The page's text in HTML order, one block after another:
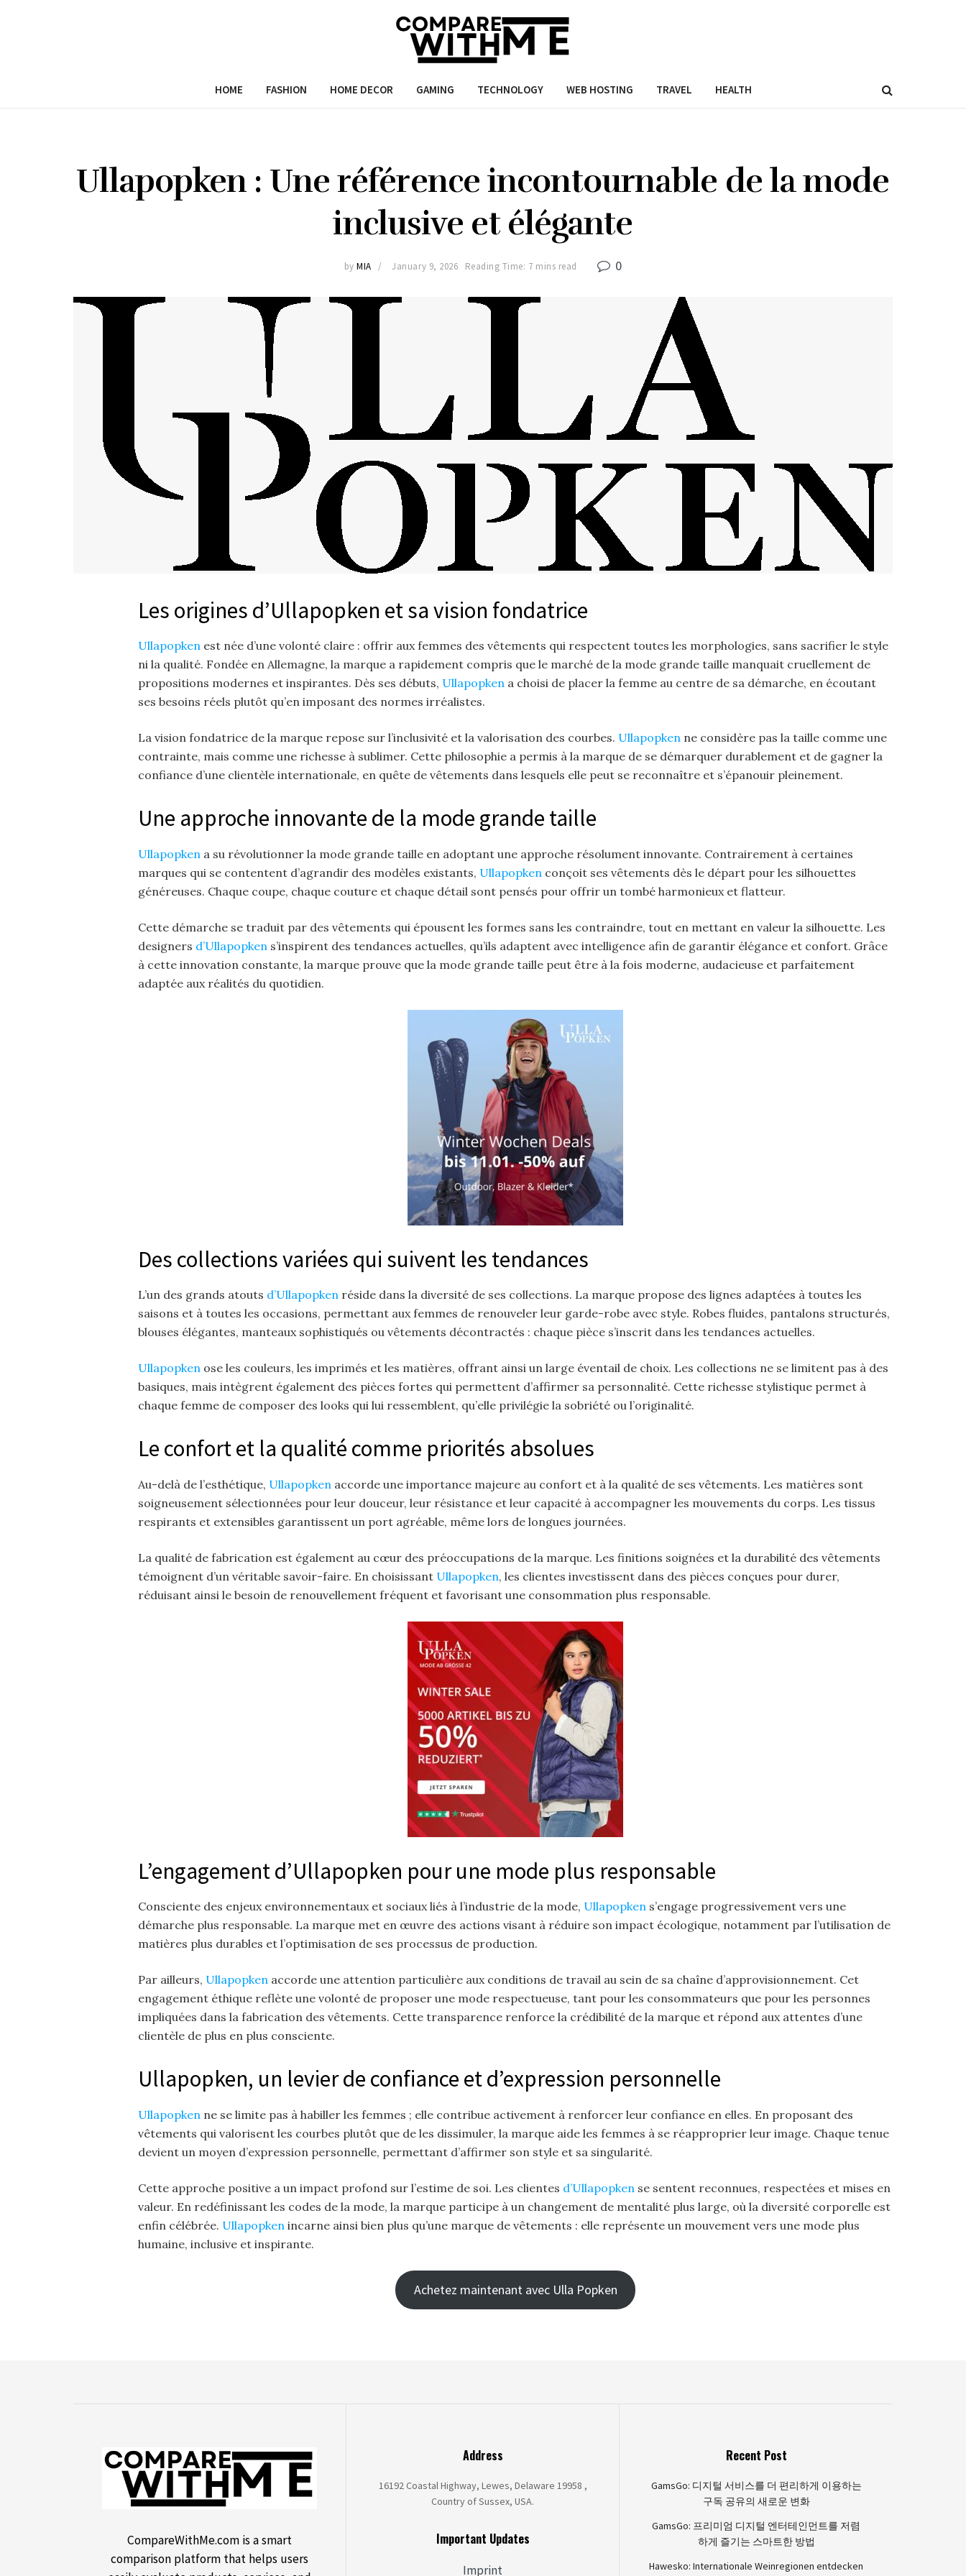
HOME FASHION HOME DECOR GAMING TECHNOLOGY WEB HOSTING TRAVEL HEALTH
Ullapopken : Une référence incontournable de la mode
inclusive et élégante
by MIA January 9, 2026 Reading Time: 7 mins read 0
Les origines d’Ullapopken et sa vision fondatrice
Ullapopken est née d’une volonté claire : offrir aux femmes des vêtements qui respectent toutes les morphologies, sans sacrifier le style
ni la qualité. Fondée en Allemagne, la marque a rapidement compris que le marché de la mode grande taille manquait cruellement de
propositions modernes et inspirantes. Dès ses débuts, Ullapopken a choisi de placer la femme au centre de sa démarche, en écoutant
ses besoins réels plutôt qu’en imposant des normes irréalistes.
La vision fondatrice de la marque repose sur l’inclusivité et la valorisation des courbes. Ullapopken ne considère pas la taille comme une
contrainte, mais comme une richesse à sublimer. Cette philosophie a permis à la marque de se démarquer durablement et de gagner la
confiance d’une clientèle internationale, en quête de vêtements dans lesquels elle peut se reconnaître et s’épanouir pleinement.
Une approche innovante de la mode grande taille
Ullapopken a su révolutionner la mode grande taille en adoptant une approche résolument innovante. Contrairement à certaines
marques qui se contentent d’agrandir des modèles existants, Ullapopken conçoit ses vêtements dès le départ pour les silhouettes
généreuses. Chaque coupe, chaque couture et chaque détail sont pensés pour offrir un tombé harmonieux et flatteur.
Cette démarche se traduit par des vêtements qui épousent les formes sans les contraindre, tout en mettant en valeur la silhouette. Les
designers d’Ullapopken s’inspirent des tendances actuelles, qu’ils adaptent avec intelligence afin de garantir élégance et confort. Grâce
à cette innovation constante, la marque prouve que la mode grande taille peut être à la fois moderne, audacieuse et parfaitement
adaptée aux réalités du quotidien.
Des collections variées qui suivent les tendances
L’un des grands atouts d’Ullapopken réside dans la diversité de ses collections. La marque propose des lignes adaptées à toutes les
saisons et à toutes les occasions, permettant aux femmes de renouveler leur garde-robe avec style. Robes fluides, pantalons structurés,
blouses élégantes, manteaux sophistiqués ou vêtements décontractés : chaque pièce s’inscrit dans les tendances actuelles.
Ullapopken ose les couleurs, les imprimés et les matières, offrant ainsi un large éventail de choix. Les collections ne se limitent pas à des
basiques, mais intègrent également des pièces fortes qui permettent d’affirmer sa personnalité. Cette richesse stylistique permet à
chaque femme de composer des looks qui lui ressemblent, qu’elle privilégie la sobriété ou l’originalité.
Le confort et la qualité comme priorités absolues
Au-delà de l’esthétique, Ullapopken accorde une importance majeure au confort et à la qualité de ses vêtements. Les matières sont
soigneusement sélectionnées pour leur douceur, leur résistance et leur capacité à accompagner les mouvements du corps. Les tissus
respirants et extensibles garantissent un port agréable, même lors de longues journées.
La qualité de fabrication est également au cœur des préoccupations de la marque. Les finitions soignées et la durabilité des vêtements
témoignent d’un véritable savoir-faire. En choisissant Ullapopken, les clientes investissent dans des pièces conçues pour durer,
réduisant ainsi le besoin de renouvellement fréquent et favorisant une consommation plus responsable.
L’engagement d’Ullapopken pour une mode plus responsable
Consciente des enjeux environnementaux et sociaux liés à l’industrie de la mode, Ullapopken s’engage progressivement vers une
démarche plus responsable. La marque met en œuvre des actions visant à réduire son impact écologique, notamment par l’utilisation de
matières plus durables et l’optimisation de ses processus de production.
Par ailleurs, Ullapopken accorde une attention particulière aux conditions de travail au sein de sa chaîne d’approvisionnement. Cet
engagement éthique reflète une volonté de proposer une mode respectueuse, tant pour les consommateurs que pour les personnes
impliquées dans la fabrication des vêtements. Cette transparence renforce la crédibilité de la marque et répond aux attentes d’une
clientèle de plus en plus consciente.
Ullapopken, un levier de confiance et d’expression personnelle
Ullapopken ne se limite pas à habiller les femmes ; elle contribue activement à renforcer leur confiance en elles. En proposant des
vêtements qui valorisent les courbes plutôt que de les dissimuler, la marque aide les femmes à se réapproprier leur image. Chaque tenue
devient un moyen d’expression personnelle, permettant d’affirmer son style et sa singularité.
Cette approche positive a un impact profond sur l’estime de soi. Les clientes d’Ullapopken se sentent reconnues, respectées et mises en
valeur. En redéfinissant les codes de la mode, la marque participe à un changement de mentalité plus large, où la diversité corporelle est
enfin célébrée. Ullapopken incarne ainsi bien plus qu’une marque de vêtements : elle représente un mouvement vers une mode plus
humaine, inclusive et inspirante.
Achetez maintenant avec Ulla Popken
CompareWithMe.com is a smart
comparison platform that helps users
Address
16192 Coastal Highway, Lewes, Delaware 19958 ,
Country of Sussex, USA.
Important Updates
Imprint
Recent Post
GamsGo: 디지털 서비스를 더 편리하게 이용하는
구독 공유의 새로운 변화
GamsGo: 프리미엄 디지털 엔터테인먼트를 저렴
하게 즐기는 스마트한 방법
Hawesko: Internationale Weinregionen entdecken